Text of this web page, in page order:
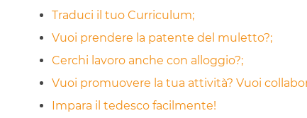
Traduci il tuo Curriculum;
Vuoi prendere la patente del muletto?;
Cerchi lavoro anche con alloggio?;
Vuoi promuovere la tua attività? Vuoi
Impara il tedesco facilmente!